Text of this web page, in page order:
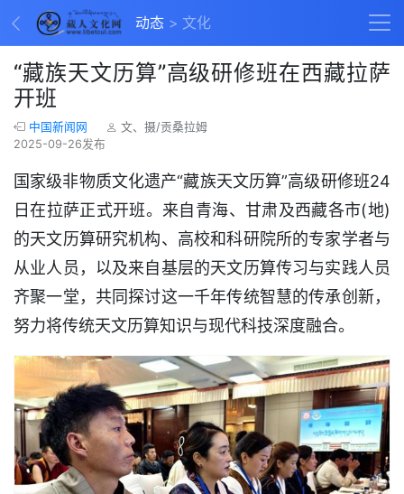
动态 文化
“藏族天文历算”高级研修班在西藏拉萨
开班
中国新闻网
文、摄/贡桑拉姆
2025-09-26发布
国家级非物质文化遗产“藏族天文历算”高级研修班24
日在拉萨正式开班。来自青海、甘肃及西藏各市(地)
的天文历算研究机构、高校和科研院所的专家学者与
从业人员，以及来自基层的天文历算传习与实践人员
齐聚一堂，共同探讨这一千年传统智慧的传承创新，
努力将传统天文历算知识与现代科技深度融合。